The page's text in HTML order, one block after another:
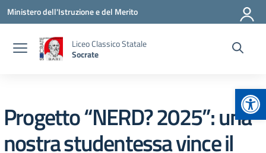
Vai ai contenuti
Vai al menu di navigazione
Vai al footer
Ministero dell'Istruzione e del Merito
Liceo Classico Statale
Socrate
Progetto “NERD? 2025”: una
nostra studentessa vince il